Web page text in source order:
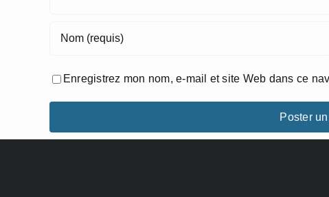
Enregistrez mon nom, e-mail et site Web dans ce